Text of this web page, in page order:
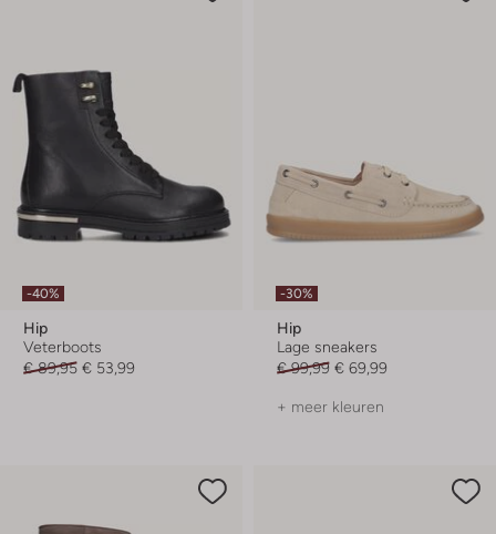
-40%
Hip
Veterboots
€ 89,95 € 53,99
-30%
Hip
Lage sneakers
€ 99,99 € 69,99
+ meer kleuren